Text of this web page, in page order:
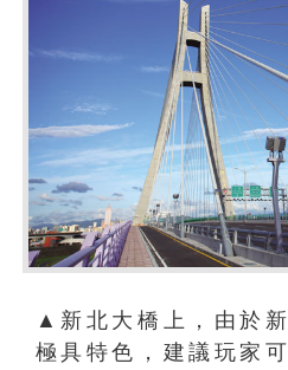
▲新北大橋上，由於
極具特色，建議玩家